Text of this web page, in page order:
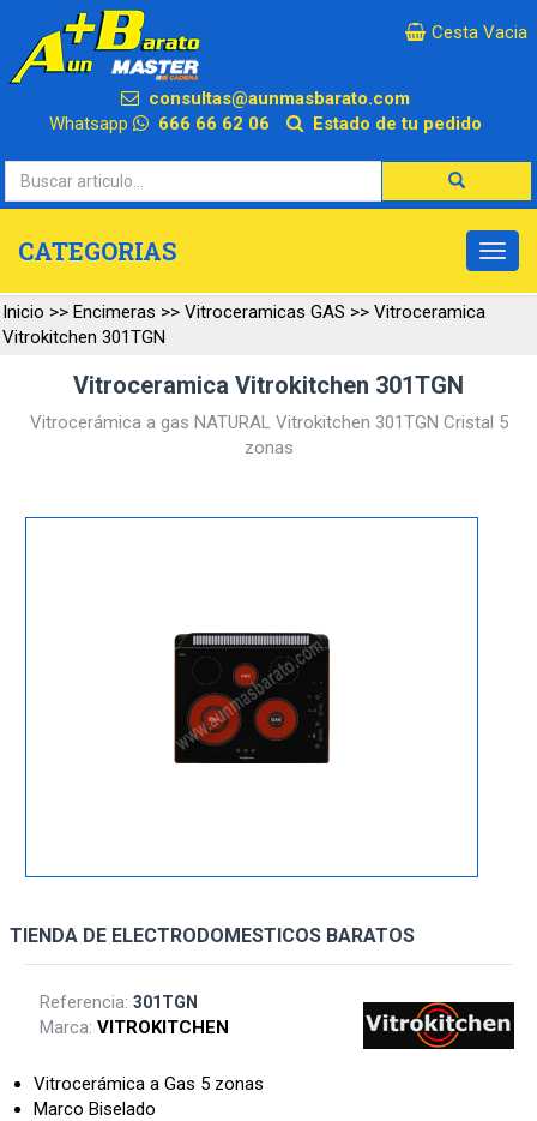
×
Cesta Vacia
consultas@aunmasbarato.com
Whatsapp
666 66 62 06 Estado de tu pedido
CATEGORIAS
Inicio >> Encimeras >> Vitroceramicas GAS >> Vitroceramica
Vitrokitchen 301TGN
Vitroceramica Vitrokitchen 301TGN
Vitrocerámica a gas NATURAL Vitrokitchen 301TGN Cristal 5
zonas
TIENDA DE ELECTRODOMESTICOS BARATOS
Referencia:301TGN
Marca:VITROKITCHEN
Vitrocerámica a Gas 5 zonas
Marco Biselado